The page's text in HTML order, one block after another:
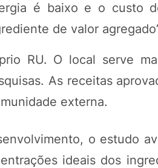
é baixo e o custo
de valor
RU. O local serve
As receitas
externa.
o estudo
ideais dos